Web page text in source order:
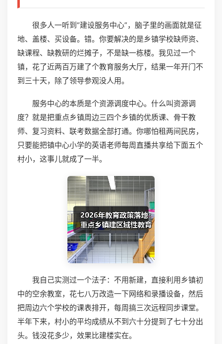
很多人一听到“建设服务中心”，脑子里的画面就是征
地、盖楼、买设备。错。你要解决的是乡镇学校缺师资、
缺课程、缺教研的烂摊子，不是缺一栋楼。我见过一个
镇，花了近两百万建了个教育服务大厅，结果一年开门不
到三十天，除了领导参观没人用。
服务中心的本质是个资源调度中心。什么叫资源调
度？就是把重点乡镇周边三四个乡镇的优质课、骨干教
师、复习资料、联考数据全部打通。你哪怕租两间民房，
只要能把镇中心小学的英语老师每周直播共享给下面五个
村小，这事儿就成了一半。
我自己实测过一个法子：不用新建，直接利用乡镇初
中的空余教室，花七八万改造一下网络和录播设备，然后
把周边六个学校的课表排开，每周搞三次远程同步课堂。
半年下来，村小的平均成绩从不到六十分提到了七十分出
头。钱没花多少，效果比建楼实在。